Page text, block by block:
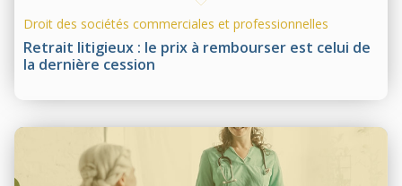
Retrait litigieux : le prix à rembourser est celui de
la dernière cession
Droit des sociétés commerciales et professionnelles